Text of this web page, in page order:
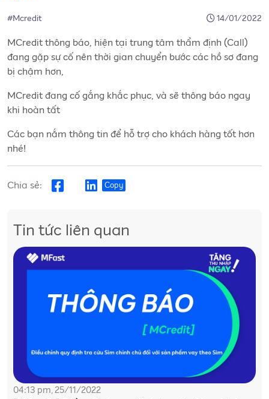
#Mcredit 14/01/2022
MCredit thông báo, hiện tại trung tâm thẩm định (Call)
đang gặp sự cố nên thời gian chuyển bước các hồ sơ đang
bị chậm hơn,
MCredit đang cố gắng khắc phục, và sẽ thông báo ngay
khi hoàn tất
Các bạn nắm thông tin để hỗ trợ cho khách hàng tốt hơn
nhé!
Chia sẻ: Copy
Tin tức liên quan
04:13 pm, 25/11/2022